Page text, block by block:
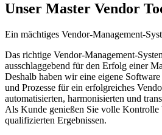
Unser Master Vendor
Ein mächtiges Vendor-Management-
Das richtige Vendor-Management-
ausschlaggebend für den Erfolg einer
Deshalb haben wir eine eigene
und Prozesse für ein erfolgreiches
automatisierten, harmonisierten und
Als Kunde genießen Sie volle Kontrolle
qualifizierten Ergebnissen.